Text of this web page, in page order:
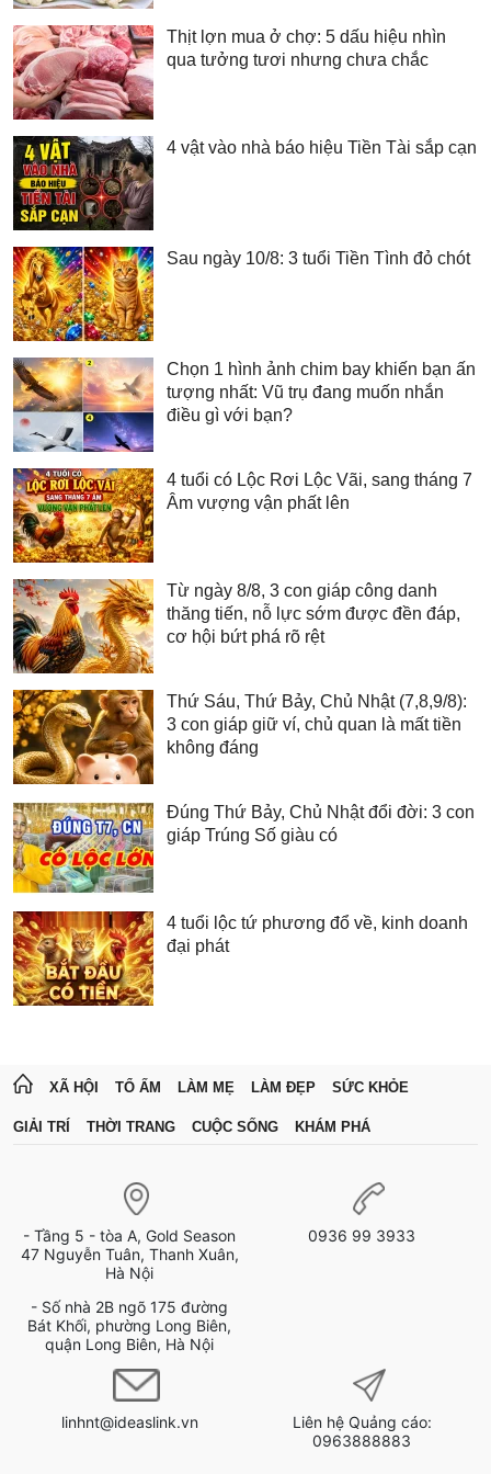
Thịt lợn mua ở chợ: 5 dấu hiệu nhìn
qua tưởng tươi nhưng chưa chắc
4 vật vào nhà báo hiệu Tiền Tài sắp cạn
Sau ngày 10/8: 3 tuổi Tiền Tình đỏ chót
Chọn 1 hình ảnh chim bay khiến bạn ấn
tượng nhất: Vũ trụ đang muốn nhắn
điều gì với bạn?
4 tuổi có Lộc Rơi Lộc Vãi, sang tháng 7
Âm vượng vận phất lên
Từ ngày 8/8, 3 con giáp công danh
thăng tiến, nỗ lực sớm được đền đáp,
cơ hội bứt phá rõ rệt
Thứ Sáu, Thứ Bảy, Chủ Nhật (7,8,9/8):
3 con giáp giữ ví, chủ quan là mất tiền
không đáng
Đúng Thứ Bảy, Chủ Nhật đổi đời: 3 con
giáp Trúng Số giàu có
4 tuổi lộc tứ phương đổ về, kinh doanh
đại phát
XÃ HỘI TỔ ẤM LÀM MẸ LÀM ĐẸP SỨC KHỎE
GIẢI TRÍ THỜI TRANG CUỘC SỐNG KHÁM PHÁ
- Tầng 5 - tòa A, Gold Season
47 Nguyễn Tuân, Thanh Xuân,
Hà Nội
- Số nhà 2B ngõ 175 đường
Bát Khối, phường Long Biên,
quận Long Biên, Hà Nội
0936 99 3933
linhnt@ideaslink.vn
Liên hệ Quảng cáo:
0963888883